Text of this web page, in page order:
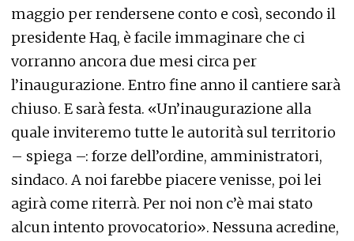
maggio per rendersene conto e così, secondo il
presidente Haq, è facile immaginare che ci
vorranno ancora due mesi circa per
l’inaugurazione. Entro fine anno il cantiere sarà
chiuso. E sarà festa. «Un’inaugurazione alla
quale inviteremo tutte le autorità sul territorio
– spiega –: forze dell’ordine, amministratori,
sindaco. A noi farebbe piacere venisse, poi lei
agirà come riterrà. Per noi non c’è mai stato
alcun intento provocatorio». Nessuna acredine,